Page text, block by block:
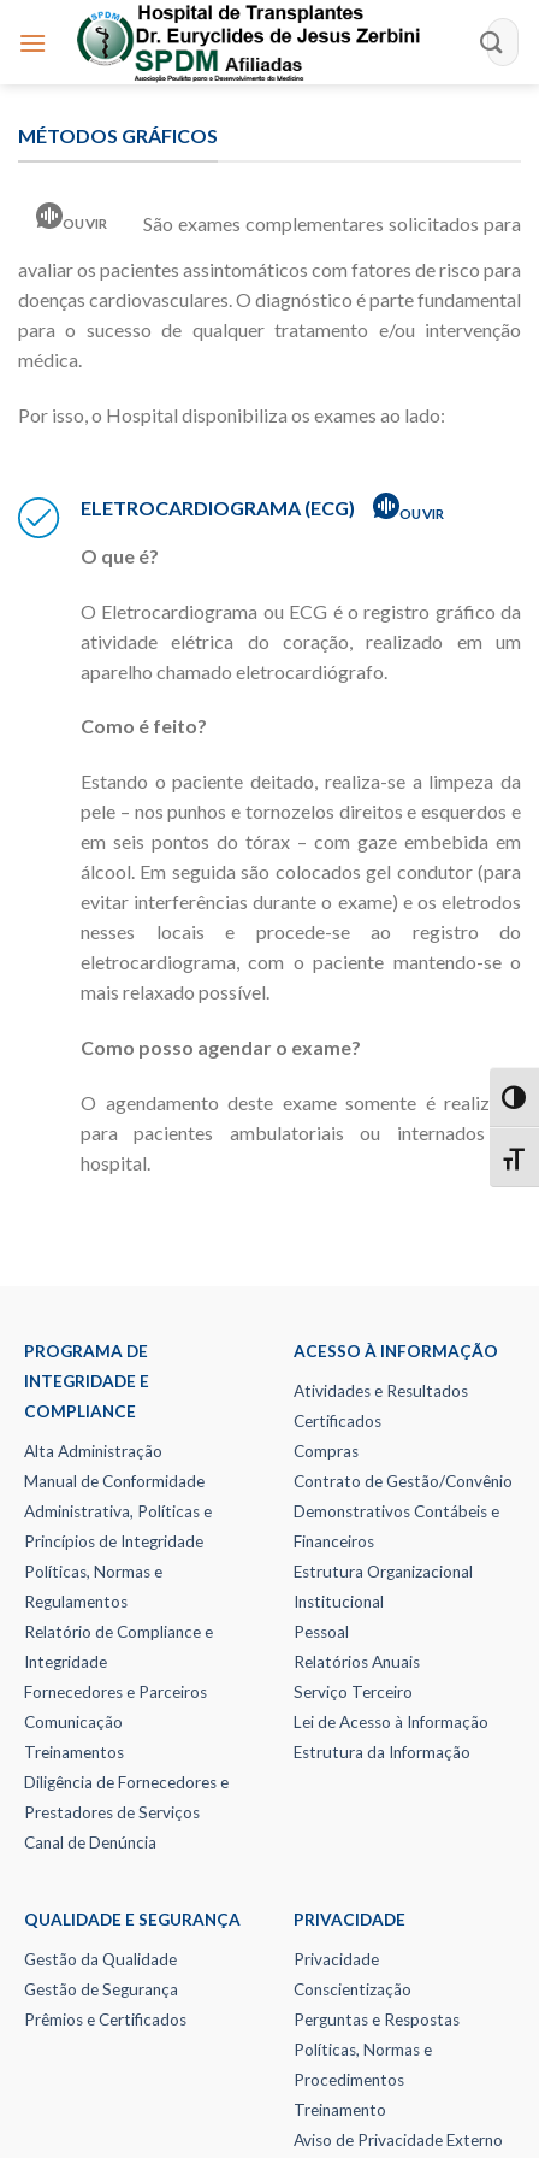
MÉTODOS GRÁFICOS
OUVIR São exames complementares solicitados para
avaliar os pacientes assintomáticos com fatores de risco para
doenças cardiovasculares. O diagnóstico é parte fundamental
para o sucesso de qualquer tratamento e/ou intervenção
médica.
Por isso, o Hospital disponibiliza os exames ao lado:
ELETROCARDIOGRAMA (ECG) OUVIR
O que é?
O Eletrocardiograma ou ECG é o registro gráfico da
atividade elétrica do coração, realizado em um
aparelho chamado eletrocardiógrafo.
Como é feito?
Estando o paciente deitado, realiza-se a limpeza da
pele – nos punhos e tornozelos direitos e esquerdos e
em seis pontos do tórax – com gaze embebida em
álcool. Em seguida são colocados gel condutor (para
evitar interferências durante o exame) e os eletrodos
nesses locais e procede-se ao registro do
eletrocardiograma, com o paciente mantendo-se o
mais relaxado possível.
Como posso agendar o exame?
O agendamento deste exame somente é realizado
para pacientes ambulatoriais ou internados no
hospital.
PROGRAMA DE
INTEGRIDADE E
COMPLIANCE
Alta Administração
Manual de Conformidade
Administrativa, Políticas e
Princípios de Integridade
Políticas, Normas e
Regulamentos
Relatório de Compliance e
Integridade
Fornecedores e Parceiros
Comunicação
Treinamentos
Diligência de Fornecedores e
Prestadores de Serviços
Canal de Denúncia
ACESSO À INFORMAÇÃO
Atividades e Resultados
Certificados
Compras
Contrato de Gestão/Convênio
Demonstrativos Contábeis e
Financeiros
Estrutura Organizacional
Institucional
Pessoal
Relatórios Anuais
Serviço Terceiro
Lei de Acesso à Informação
Estrutura da Informação
QUALIDADE E SEGURANÇA
Gestão da Qualidade
Gestão de Segurança
Prêmios e Certificados
PRIVACIDADE
Privacidade
Conscientização
Perguntas e Respostas
Políticas, Normas e
Procedimentos
Treinamento
Aviso de Privacidade Externo